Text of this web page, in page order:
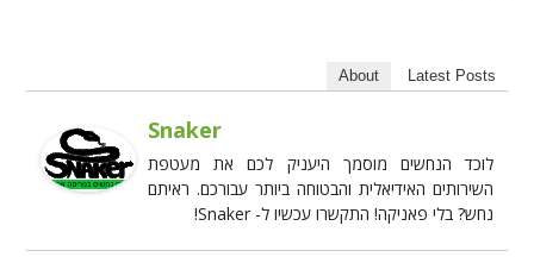
About Latest Posts
Snaker
לוכד הנחשים מוסמך היעניק לכם את מעטפת
השירותים האידיאלית והבטוחה ביותר עבורכם. ראיתם
נחש? בלי פאניקה! התקשרו עכשיו ל- Snaker!